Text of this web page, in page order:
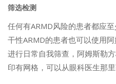
筛选检测
任何有ARMD风险的患者都应
干性ARMD的患者也可以使用
进行日常自我筛查，阿姆斯勒
印有网格，可以从眼科医生那里